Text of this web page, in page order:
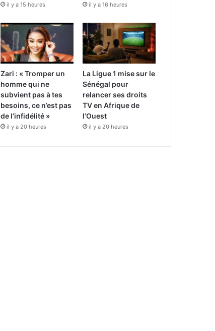
il y a 15 heures il y a 16 heures
Zari : « Tromper un
homme qui ne
subvient pas à tes
besoins, ce n’est pas
de l’infidélité »
il y a 20 heures
La Ligue 1 mise sur le
Sénégal pour
relancer ses droits
TV en Afrique de
l’Ouest
il y a 20 heures